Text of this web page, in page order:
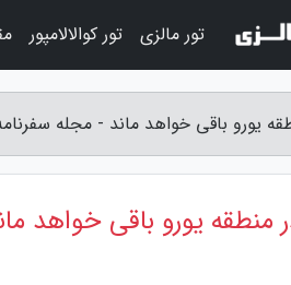
یورو باقی خواهد ماند - مجله
در منطقه یورو باقی خواهد
تور مالزی تور کوالالامپور